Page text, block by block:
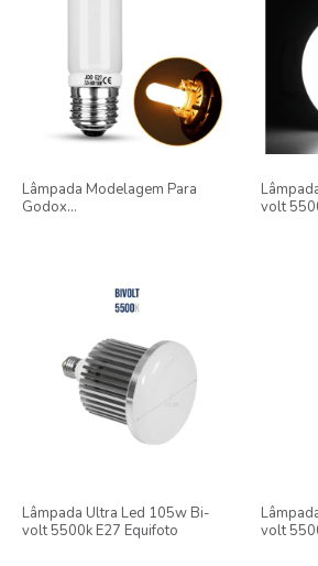
Lâmpada Modelagem Para
Godox
volt
Lâmpada Ultra Led 105w Bi-
volt 5500k E27 Equifoto
volt